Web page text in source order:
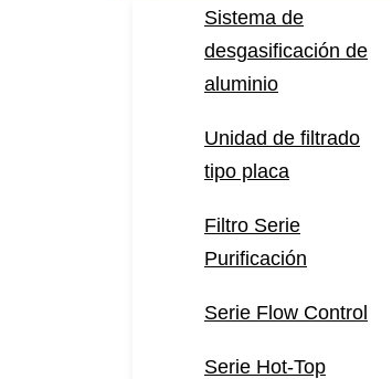
Sistema de
desgasificación de
aluminio
Unidad de filtrado
tipo placa
Filtro Serie
Purificación
Serie Flow Control
Serie Hot-Top